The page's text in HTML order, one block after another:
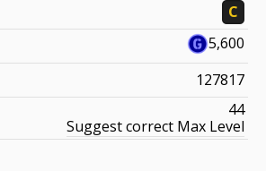
C
5,600
127817
44
Suggest correct Max Level